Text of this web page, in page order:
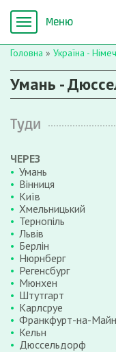
Головна » Україна -
Умань -
Туди
ЧЕРЕЗ
Умань
Вінниця
Київ
Хмельницький
Тернопіль
Львів
Берлін
Нюрнберг
Регенсбург
Мюнхен
Штутгарт
Карлсруе
Франкфурт-на-
Кельн
Дюссельдорф